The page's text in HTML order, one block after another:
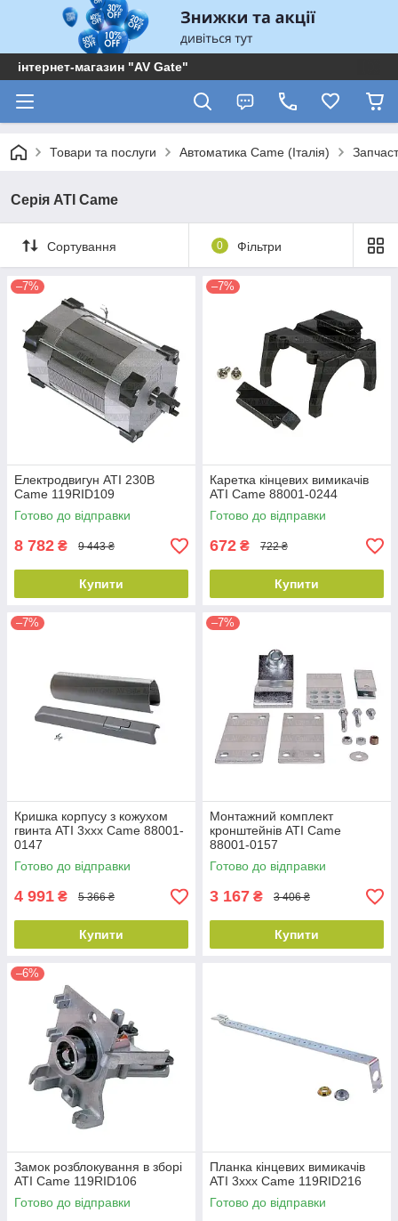
інтернет-магазин "AV Gate"
Товари та послуги Автоматика Came (Італія)
Серія ATI Came
Сортування 0 Фільтри
–7%
Електродвигун ATI 230В
Came 119RID109
Готово до відправки
8 782 ₴ 9 443 ₴
Купити
–7%
Каретка кінцевих вимикачів
ATI Came 88001-0244
Готово до відправки
672 ₴ 722 ₴
Купити
–7%
Кришка корпусу з кожухом
гвинта ATI 3xxx Came 88001-
0147
Готово до відправки
4 991 ₴ 5 366 ₴
Купити
–7%
Монтажний комплект
кронштейнів ATI Came
88001-0157
Готово до відправки
3 167 ₴ 3 406 ₴
Купити
–6%
Замок розблокування в зборі
ATI Came 119RID106
Готово до відправки
Планка кінцевих вимикачів
ATI 3xxx Came 119RID216
Готово до відправки